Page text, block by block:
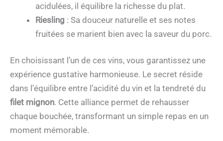
acidulées, il équilibre la richesse du plat.
Riesling : Sa douceur naturelle et ses notes
fruitées se marient bien avec la saveur du porc.
En choisissant l’un de ces vins, vous garantissez une
expérience gustative harmonieuse. Le secret réside
dans l’équilibre entre l’acidité du vin et la tendreté du
filet mignon. Cette alliance permet de rehausser
chaque bouchée, transformant un simple repas en un
moment mémorable.